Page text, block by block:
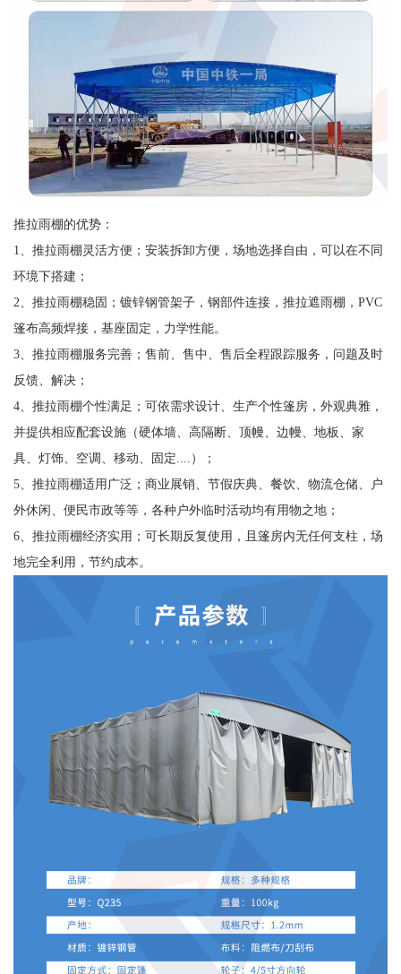
推拉雨棚的优势：
1、推拉雨棚灵活方便；安装拆卸方便，场地选择自由，可以在不同
环境下搭建；
2、推拉雨棚稳固；镀锌钢管架子，钢部件连接，推拉遮雨棚，PVC
篷布高频焊接，基座固定，力学性能。
3、推拉雨棚服务完善；售前、售中、售后全程跟踪服务，问题及时
反馈、解决；
4、推拉雨棚个性满足；可依需求设计、生产个性篷房，外观典雅，
并提供相应配套设施（硬体墙、高隔断、顶幔、边幔、地板、家
具、灯饰、空调、移动、固定....）；
5、推拉雨棚适用广泛；商业展销、节假庆典、餐饮、物流仓储、户
外休闲、便民市政等等，各种户外临时活动均有用物之地；
6、推拉雨棚经济实用；可长期反复使用，且篷房内无任何支柱，场
地完全利用，节约成本。